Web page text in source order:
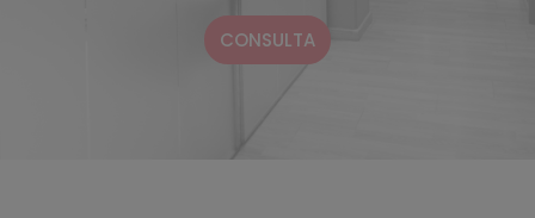
CONSULTA